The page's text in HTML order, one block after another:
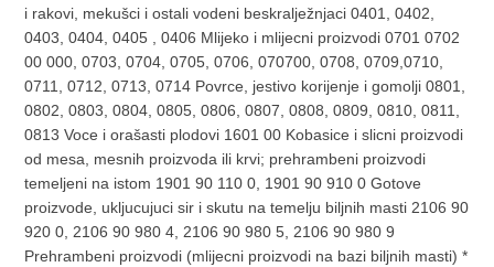
i rakovi, mekušci i ostali vodeni beskralježnjaci 0401, 0402,
0403, 0404, 0405 , 0406 Mlijeko i mlijecni proizvodi 0701 0702
00 000, 0703, 0704, 0705, 0706, 070700, 0708, 0709,0710,
0711, 0712, 0713, 0714 Povrce, jestivo korijenje i gomolji 0801,
0802, 0803, 0804, 0805, 0806, 0807, 0808, 0809, 0810, 0811,
0813 Voce i orašasti plodovi 1601 00 Kobasice i slicni proizvodi
od mesa, mesnih proizvoda ili krvi; prehrambeni proizvodi
temeljeni na istom 1901 90 110 0, 1901 90 910 0 Gotove
proizvode, ukljucujuci sir i skutu na temelju biljnih masti 2106 90
920 0, 2106 90 980 4, 2106 90 980 5, 2106 90 980 9
Prehrambeni proizvodi (mlijecni proizvodi na bazi biljnih masti) *